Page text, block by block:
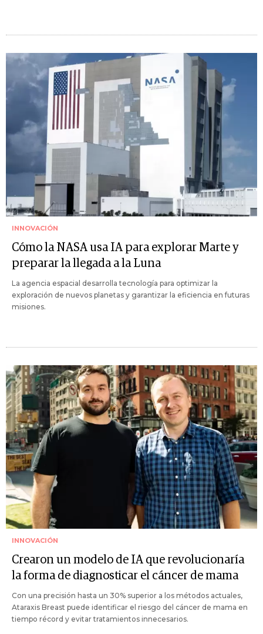
INNOVACIÓN
Cómo la NASA usa IA para explorar Marte y
preparar la llegada a la Luna
La agencia espacial desarrolla tecnología para optimizar la
exploración de nuevos planetas y garantizar la eficiencia en futuras
misiones.
INNOVACIÓN
Crearon un modelo de IA que revolucionaría
la forma de diagnosticar el cáncer de mama
Con una precisión hasta un 30% superior a los métodos actuales,
Ataraxis Breast puede identificar el riesgo del cáncer de mama en
tiempo récord y evitar tratamientos innecesarios.